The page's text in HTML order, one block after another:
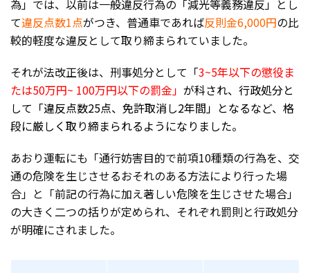
為」では、以前は一般違反行為の「減光等義務違反」とし
て違反点数1点がつき、普通車であれば反則金6,000円の比
較的軽度な違反として取り締まられていました。
それが法改正後は、刑事処分として「3~5年以下の懲役ま
たは50万円~ 100万円以下の罰金」 が科され、行政処分と
して「違反点数25点、免許取消し2年間」となるなど、格
段に厳しく取り締まられるようになりました。
あおり運転にも「通行妨害目的で前項10種類の行為を、交
通の危険を生じさせるおそれのある方法により行った場
合」と「前記の行為に加え著しい危険を生じさせた場合」
の大きく二つの括りが定められ、それぞれ罰則と行政処分
が明確にされました。